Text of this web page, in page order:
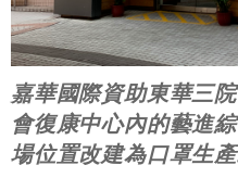
嘉華國際資助東華三
會復康中心內的藝進
場位置改建為口罩生產